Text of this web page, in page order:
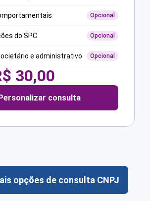
Opcional
do SPC Opcional
e administrativo Opcional
30,00
consulta
opções de consulta CNPJ